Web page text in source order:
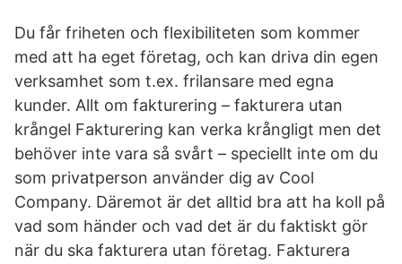
Du får friheten och flexibiliteten som kommer
med att ha eget företag, och kan driva din egen
verksamhet som t.ex. frilansare med egna
kunder. Allt om fakturering – fakturera utan
krångel Fakturering kan verka krångligt men det
behöver inte vara så svårt – speciellt inte om du
som privatperson använder dig av Cool
Company. Däremot är det alltid bra att ha koll på
vad som händer och vad det är du faktiskt gör
när du ska fakturera utan företag. Fakturera